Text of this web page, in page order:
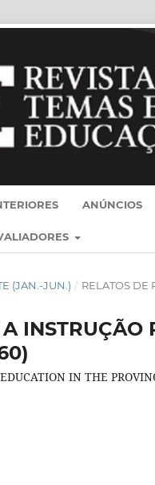
ANÚNCIOS
(JAN.-JUN.) / RELATOS DE
IN THE